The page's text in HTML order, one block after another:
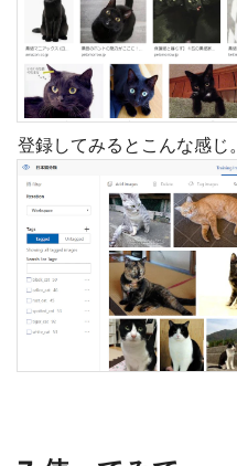
登録してみるとこんな感じ。